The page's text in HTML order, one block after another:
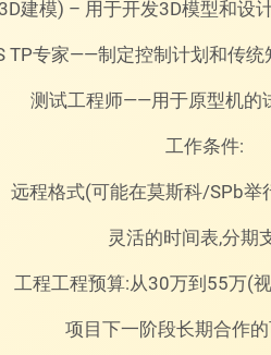
建模) – 用于开发3D模型和设
TP专家——制定控制计划和传统
测试工程师——用于原型机的
工作条件:
远程格式(可能在莫斯科/SPb举
灵活的时间表,分期
工程工程预算:从30万到55万(
项目下一阶段长期合作的